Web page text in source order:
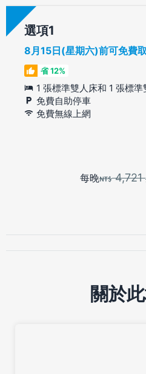
選項
8月15日(星期六)前可免費
省 12%
1 張標準雙人床和 1 張標
免費自助停車
免費無線上網
每晚 4,721
關於